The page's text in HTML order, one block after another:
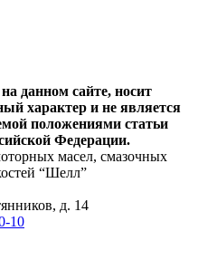
данном сайте, носит
характер и не является
положениями статьи
Федерации.
масел, смазочных
“Шелл”
д. 14
10